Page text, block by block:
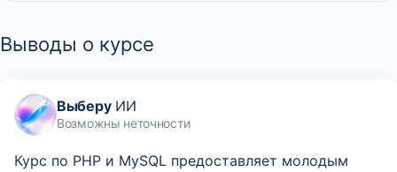
Выводы о курсе
ВыберуИИ
Возможны неточности
Курс по PHP и MySQL предоставляет молодым